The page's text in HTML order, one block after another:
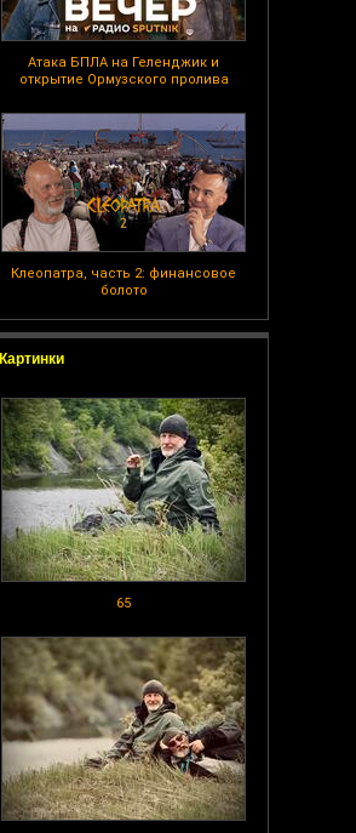
Атака БПЛА на Геленджик и
открытие Ормузского пролива
Клеопатра, часть 2: финансовое
болото
Картинки
65